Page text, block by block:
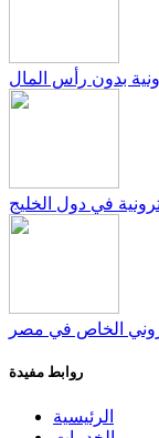
بدون رأس المال
الخاص في مصر
روابط مفيدة
الرئيسية